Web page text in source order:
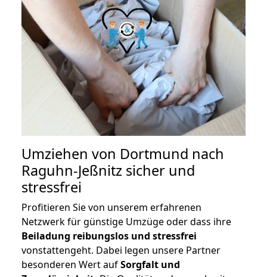
Umziehen von Dortmund nach
Raguhn-Jeßnitz sicher und
stressfrei
Profitieren Sie von unserem erfahrenen
Netzwerk für günstige Umzüge oder dass ihre
Beiladung reibungslos und stressfrei
vonstattengeht. Dabei legen unsere Partner
besonderen Wert aufSorgfalt und